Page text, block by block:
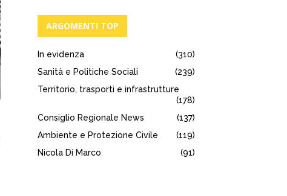
ARGOMENTI TOP
In evidenza
(310)
Sanità e Politiche Sociali
(239)
Territorio, trasporti e infrastrutture
(178)
Consiglio Regionale News
(137)
Ambiente e Protezione Civile
(119)
Nicola Di Marco
(91)